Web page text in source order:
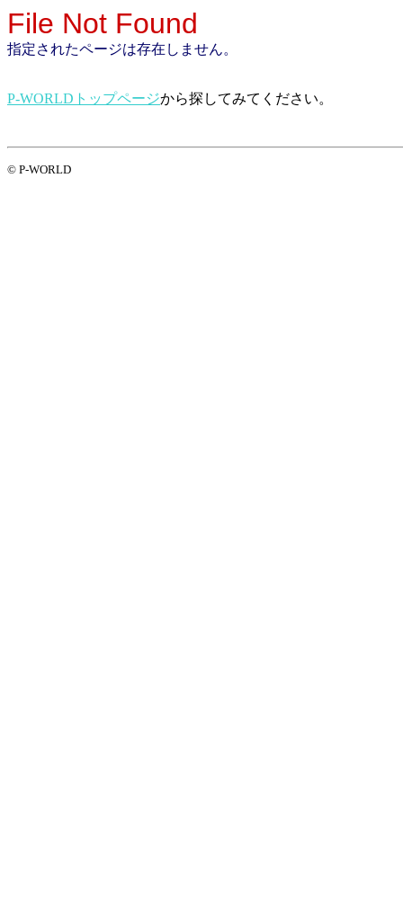
File Not Found
指定されたページは存在しません。
P-WORLDトップページから探してみてください。
© P-WORLD